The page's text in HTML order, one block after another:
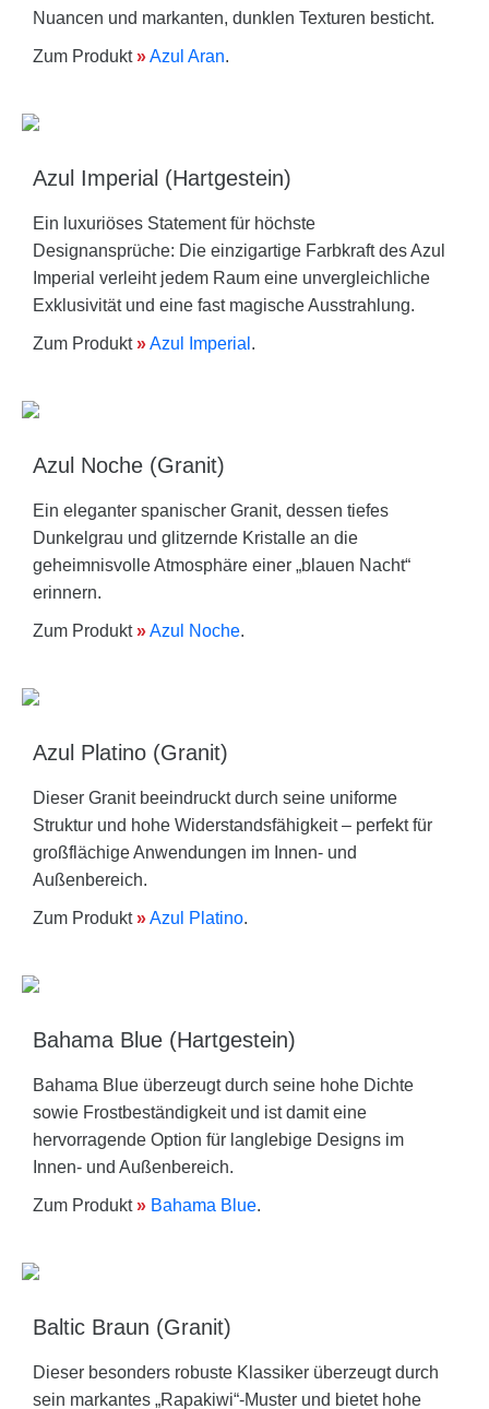
Nuancen und markanten, dunklen Texturen besticht.
Zum Produkt»Azul Aran.
Azul Imperial (Hartgestein)
Ein luxuriöses Statement für höchste
Designansprüche: Die einzigartige Farbkraft des Azul
Imperial verleiht jedem Raum eine unvergleichliche
Exklusivität und eine fast magische Ausstrahlung.
Zum Produkt»Azul Imperial .
Azul Noche (Granit)
Ein eleganter spanischer Granit, dessen tiefes
Dunkelgrau und glitzernde Kristalle an die
geheimnisvolle Atmosphäre einer „blauen Nacht“
erinnern.
Zum Produkt»Azul Noche.
Azul Platino (Granit)
Dieser Granit beeindruckt durch seine uniforme
Struktur und hohe Widerstandsfähigkeit – perfekt für
großflächige Anwendungen im Innen- und
Außenbereich.
Zum Produkt»Azul Platino.
Bahama Blue (Hartgestein)
Bahama Blue überzeugt durch seine hohe Dichte
sowie Frostbeständigkeit und ist damit eine
hervorragende Option für langlebige Designs im
Innen- und Außenbereich.
Zum Produkt» Bahama Blue.
Baltic Braun (Granit)
Dieser besonders robuste Klassiker überzeugt durch
sein markantes „Rapakiwi“-Muster und bietet hohe